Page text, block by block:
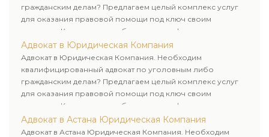
гражданским делам? Предлагаем целый комплекс услуг
для оказания правовой помощи под ключ своим
клиентам. Комплексное обслуживание физических и
юридических лиц. Индивидуальный подход к каждому
клиенту.
Адвокат в Юридическая Компания
Адвокат в Юридическая Компания. Необходим
квалифицированный адвокат по уголовным либо
гражданским делам? Предлагаем целый комплекс услуг
для оказания правовой помощи под ключ своим
клиентам. Комплексное обслуживание физических и
юридических лиц. Индивидуальный подход к каждому
клиенту.
Адвокат в Астана Юридическая Компания
Адвокат в Астана Юридическая Компания. Необходим